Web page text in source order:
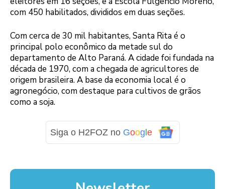
com 450 habilitados, divididos em duas seções.
Com cerca de 30 mil habitantes, Santa Rita é o
principal polo econômico da metade sul do
departamento de Alto Paraná. A cidade foi fundada na
década de 1970, com a chegada de agricultores de
origem brasileira. A base da economia local é o
agronegócio, com destaque para cultivos de grãos
como a soja.
Siga o H2FOZ no Google